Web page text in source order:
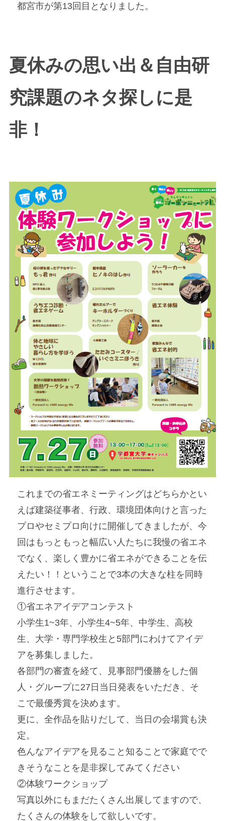
都宮市が第13回目となりました。
夏休みの思い出＆自由研
究課題のネタ探しに是
非！
これまでの省エネミーティングはどちらかとい
えば建築従事者、行政、環境団体向けと言った
プロやセミプロ向けに開催してきましたが、今
回はもっともっと幅広い人たちに我慢の省エネ
でなく、楽しく豊かに省エネができることを伝
えたい！！ということで3本の大きな柱を同時
進行させます。
①省エネアイデアコンテスト
小学生1~3年、小学生4~5年、中学生、高校
生、大学・専門学校生と5部門にわけてアイデ
アを募集しました。
各部門の審査を経て、見事部門優勝をした個
人・グループに27日当日発表をいただき、そ
こで最優秀賞を決めます。
更に、全作品を貼りだして、当日の会場賞も決
定。
色んなアイデアを見ること知ることで家庭でで
きそうなことを是非探してみてください
②体験ワークショップ
写真以外にもまだたくさん出展してますので、
たくさんの体験をして欲しいです。